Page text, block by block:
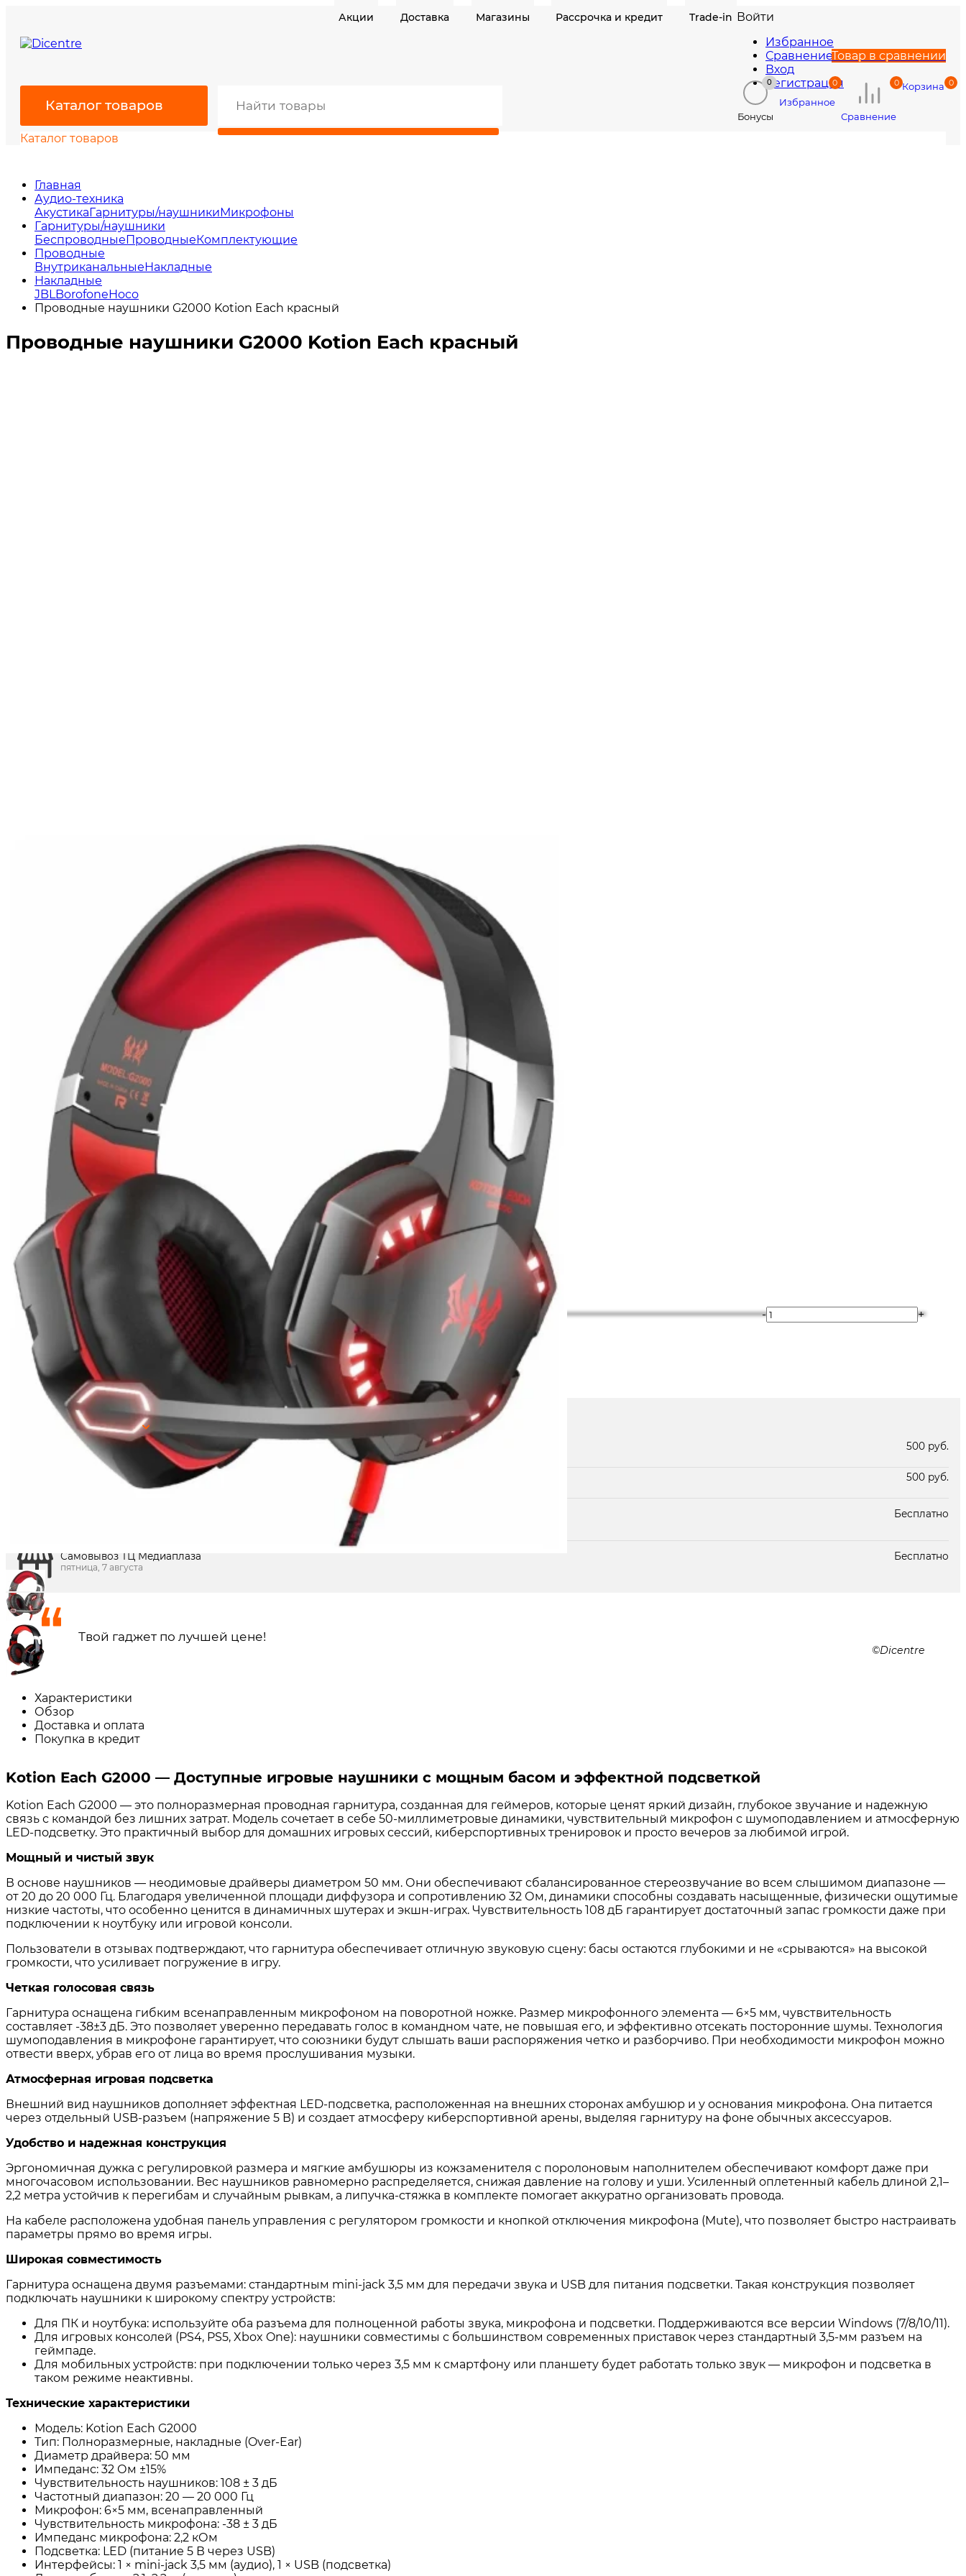
Акции Доставка Магазины Рассрочка и кредит Trade-in Войти
Избранное
СравнениеТовар в сравнении
Вход
Регистрация
Каталог товаров
0
Бонусы
0
Избранное
0
Сравнение
0
Корзина
Каталог товаров
Главная
Аудио-техника
АкустикаГарнитуры/наушникиМикрофоны
Гарнитуры/наушники
БеспроводныеПроводныеКомплектующие
Проводные
ВнутриканальныеНакладные
Накладные
JBLBorofoneHoco
Проводные наушники G2000 Kotion Each красный
Проводные наушники G2000 Kotion Each красный
190 ₽
₽ цена в магазине
-
+
В корзину
Наличие в магазинах:0
Показать
г. Краснодар, ул. Северная, 392:
г. Краснодар, ТК Медиаплаза:
Получить вКраснодар
Доставка по городу сегодня
500 руб.
пятница, 7 августа
Доставка по городу завтра 500 руб.
суббота, 8 августа
Бесплатно
Самовывоз ТЦ Медиаплаза Бесплатно
пятница, 7 августа
Твой гаджет по лучшей цене!
Dicentre
Характеристики
Обзор
Доставка и оплата
Покупка в кредит
Kotion Each G2000 — Доступные игровые наушники с мощным басом и эффектной подсветкой
Kotion Each G2000 — это полноразмерная проводная гарнитура, созданная для геймеров, которые ценят яркий дизайн, глубокое звучание и надежную
связь с командой без лишних затрат. Модель сочетает в себе 50-миллиметровые динамики, чувствительный микрофон с шумоподавлением и атмосферную
LED-подсветку. Это практичный выбор для домашних игровых сессий, киберспортивных тренировок и просто вечеров за любимой игрой.
Мощный и чистый звук
В основе наушников — неодимовые драйверы диаметром 50 мм. Они обеспечивают сбалансированное стереозвучание во всем слышимом диапазоне —
от 20 до 20 000 Гц. Благодаря увеличенной площади диффузора и сопротивлению 32 Ом, динамики способны создавать насыщенные, физически ощутимые
низкие частоты, что особенно ценится в динамичных шутерах и экшн-играх. Чувствительность 108 дБ гарантирует достаточный запас громкости даже при
подключении к ноутбуку или игровой консоли.
Пользователи в отзывах подтверждают, что гарнитура обеспечивает отличную звуковую сцену: басы остаются глубокими и не «срываются» на высокой
громкости, что усиливает погружение в игру.
Четкая голосовая связь
Гарнитура оснащена гибким всенаправленным микрофоном на поворотной ножке. Размер микрофонного элемента — 6×5 мм, чувствительность
составляет -38±3 дБ. Это позволяет уверенно передавать голос в командном чате, не повышая его, и эффективно отсекать посторонние шумы. Технология
шумоподавления в микрофоне гарантирует, что союзники будут слышать ваши распоряжения четко и разборчиво. При необходимости микрофон можно
отвести вверх, убрав его от лица во время прослушивания музыки.
Атмосферная игровая подсветка
Внешний вид наушников дополняет эффектная LED-подсветка, расположенная на внешних сторонах амбушюр и у основания микрофона. Она питается
через отдельный USB-разъем (напряжение 5 В) и создает атмосферу киберспортивной арены, выделяя гарнитуру на фоне обычных аксессуаров.
Удобство и надежная конструкция
Эргономичная дужка с регулировкой размера и мягкие амбушюры из кожзаменителя с поролоновым наполнителем обеспечивают комфорт даже при
многочасовом использовании. Вес наушников равномерно распределяется, снижая давление на голову и уши. Усиленный оплетенный кабель длиной 2,1–
2,2 метра устойчив к перегибам и случайным рывкам, а липучка-стяжка в комплекте помогает аккуратно организовать провода.
На кабеле расположена удобная панель управления с регулятором громкости и кнопкой отключения микрофона (Mute), что позволяет быстро настраивать
параметры прямо во время игры.
Широкая совместимость
Гарнитура оснащена двумя разъемами: стандартным mini-jack 3,5 мм для передачи звука и USB для питания подсветки. Такая конструкция позволяет
подключать наушники к широкому спектру устройств:
Для ПК и ноутбука: используйте оба разъема для полноценной работы звука, микрофона и подсветки. Поддерживаются все версии Windows (7/8/10/11).
Для игровых консолей (PS4, PS5, Xbox One): наушники совместимы с большинством современных приставок через стандартный 3,5-мм разъем на
геймпаде.
Для мобильных устройств: при подключении только через 3,5 мм к смартфону или планшету будет работать только звук — микрофон и подсветка в
таком режиме неактивны.
Технические характеристики
Модель: Kotion Each G2000
Тип: Полноразмерные, накладные (Over-Ear)
Диаметр драйвера: 50 мм
Импеданс: 32 Ом ±15%
Чувствительность наушников: 108 ± 3 дБ
Частотный диапазон: 20 — 20 000 Гц
Микрофон: 6×5 мм, всенаправленный
Чувствительность микрофона: -38 ± 3 дБ
Импеданс микрофона: 2,2 кОм
Подсветка: LED (питание 5 В через USB)
Интерфейсы: 1 × mini-jack 3,5 мм (аудио), 1 × USB (подсветка)